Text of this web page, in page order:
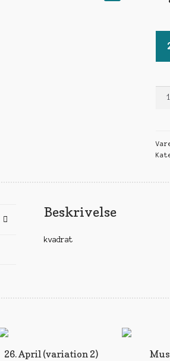
Beskrivelse
kvadrat
26. April (variation 2)